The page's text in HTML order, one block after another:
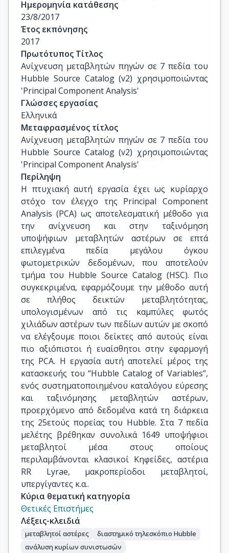
Ημερομηνία κατάθεσης
23/8/2017
Έτος εκπόνησης
2017
Πρωτότυπος Τίτλος
Ανίχνευση μεταβλητών πηγών σε 7 πεδία του
Hubble Source Catalog (v2) χρησιμοποιώντας
'Principal Component Analysis'
Γλώσσες εργασίας
Ελληνικά
Μεταφρασμένος τίτλος
Ανίχνευση μεταβλητών πηγών σε 7 πεδία του
Hubble Source Catalog (v2) χρησιμοποιώντας
'Principal Component Analysis'
Περίληψη
Η πτυχιακή αυτή εργασία έχει ως κυρίαρχο
στόχο τον έλεγχο της Principal Component
Analysis (PCA) ως αποτελεσματική μέθοδο για
την ανίχνευση και στην ταξινόμηση
υποψήφιων μεταβλητών αστέρων σε επτά
επιλεγμένα πεδία μεγάλου όγκου
φωτομετρικών δεδομένων, που αποτελούν
τμήμα του Hubble Source Catalog (HSC). Πιο
συγκεκριμένα, εφαρμόζουμε την μέθοδο αυτή
σε πλήθος δεικτών μεταβλητότητας,
υπολογισμένων από τις καμπύλες φωτός
χιλιάδων αστέρων των πεδίων αυτών με σκοπό
να ελέγξουμε ποιοι δείκτες από αυτούς είναι
πιο αξιόπιστοι ή ευαίσθητοι στην εφαρμογή
της PCA. Η εργασία αυτή αποτελεί μέρος της
κατασκευής του “Hubble Catalog of Variables”,
ενός συστηματοποιημένου καταλόγου εύρεσης
και ταξινόμησης μεταβλητών αστέρων,
προερχόμενο από δεδομένα κατά τη διάρκεια
της 25ετούς πορείας του Hubble. Στα 7 πεδία
μελέτης βρέθηκαν συνολικά 1649 υποψήφιοι
μεταβλητοί μέσα στους οποίους
περιλαμβάνονται κλασικοί Κηφείδες, αστέρια
RR Lyrae, μακροπερίοδοι μεταβλητοί,
υπεργίγαντες κ.α..
Κύρια θεματική κατηγορία
Θετικές Επιστήμες
Λέξεις-κλειδιά
μεταβλητοί αστέρες
διαστημικό τηλεσκόπιο Hubble
ανάλυση κυρίων συνιστωσών